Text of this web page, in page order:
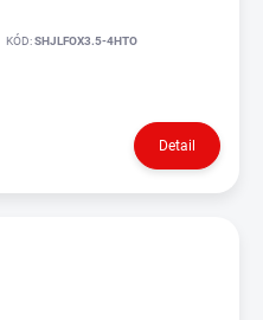
KÓD:SHJLFOX3.5-4HTO
Detail